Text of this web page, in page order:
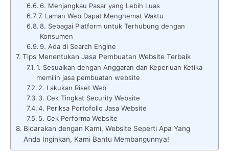
6. Menjangkau Pasar yang Lebih Luas
7. Laman Web Dapat Menghemat Waktu
8. Sebagai Platform untuk Terhubung dengan
Konsumen
9. Ada di Search Engine
Tips Menentukan Jasa Pembuatan Website Terbaik
1. Sesuaikan dengan Anggaran dan Keperluan Ketika
memilih jasa pembuatan website
2. Lakukan Riset Web
3. Cek Tingkat Security Website
4. Periksa Portofolio Jasa Website
5. Cek Performa Website
Bicarakan dengan Kami, Website Seperti Apa Yang
Anda Inginkan, Kami Bantu Membangunnya!